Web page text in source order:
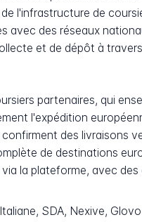
l'infrastructure de
avec des réseaux
et de dépôt à
partenaires, qui
l'expédition
des livraisons
de destinations
la plateforme, avec
SDA, Nexive,